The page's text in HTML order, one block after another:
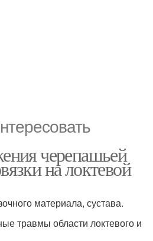
черепашьей
на локтевой
материала, сустава.
травмы области локтевого и